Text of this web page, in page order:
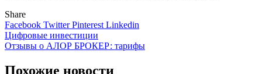
Share
Facebook TwitterPinterest Linkedin
Навигация
по
записям
Цифровые инвестиции
Отзывы о АЛОР БРОКЕР: тарифы
Похожие новости